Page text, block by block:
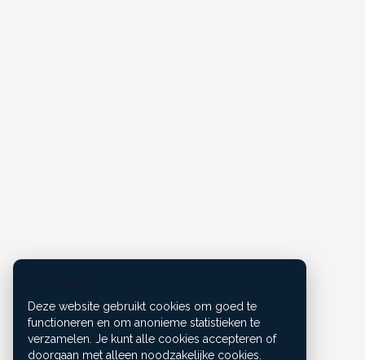
Deze website gebruikt cookies om goed te
functioneren en om anonieme statistieken te
verzamelen. Je kunt alle cookies accepteren of
doorgaan met alleen noodzakelijke cookies.